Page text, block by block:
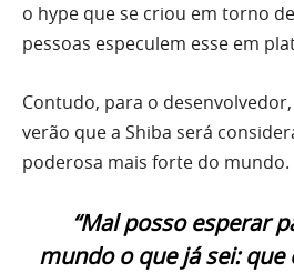
o hype que se criou em torno
pessoas especulem esse em
Contudo, para o
verão que a Shiba será
poderosa mais forte do mundo.
“Mal posso esperar
mundo o que já sei: que